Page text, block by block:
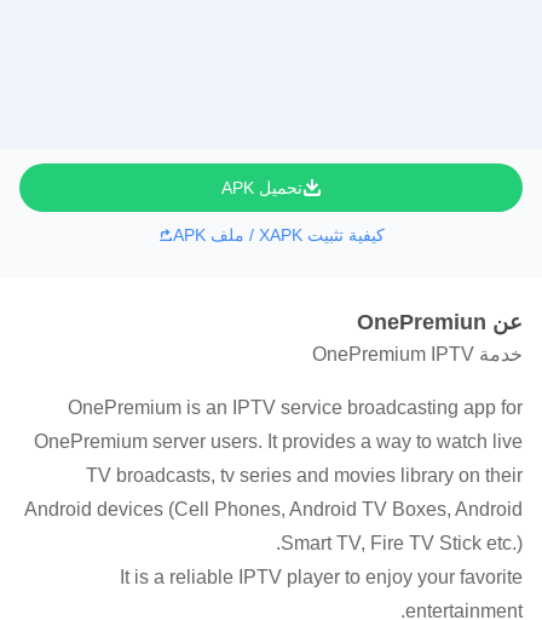
تحميل APK
كيفية تثبيت XAPK / ملف APK
عن OnePremiun
خدمة OnePremium IPTV
OnePremium is an IPTV service broadcasting app for
OnePremium server users. It provides a way to watch live
TV broadcasts, tv series and movies library on their
Android devices (Cell Phones, Android TV Boxes, Android
Smart TV, Fire TV Stick etc.).
It is a reliable IPTV player to enjoy your favorite
entertainment.